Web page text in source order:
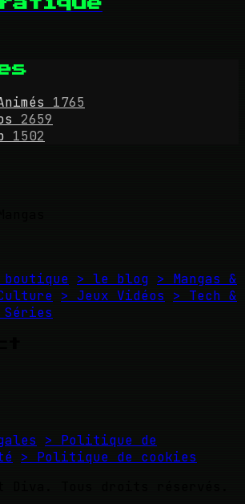
1765
2659
1502
> le blog > Mangas &
> Jeux Vidéos
> Tech &
> Politique de
> Politique de cookies